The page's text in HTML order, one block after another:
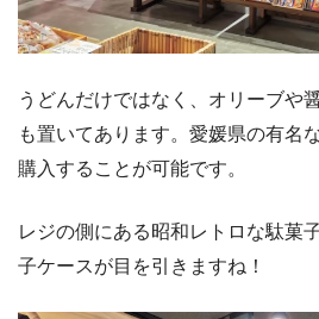
うどんだけではなく、オリーブや
も置いてあります。愛媛県の有名
購入することが可能です。
レジの側にある昭和レトロな駄菓
子ケースが目を引きますね！